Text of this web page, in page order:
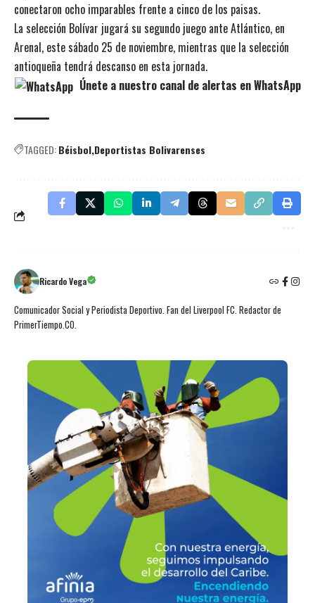
conectaron ocho imparables frente a cinco de los paisas.
La selección Bolívar jugará su segundo juego ante Atlántico, en
Arenal, este sábado 25 de noviembre, mientras que la selección
antioqueña tendrá descanso en esta jornada.
Únete a nuestro canal de alertas en WhatsApp
TAGGED:Béisbol Deportistas Bolivarenses
Ricardo Vega
Comunicador Social y Periodista Deportivo. Fan del Liverpool FC. Redactor de
PrimerTiempo.CO.